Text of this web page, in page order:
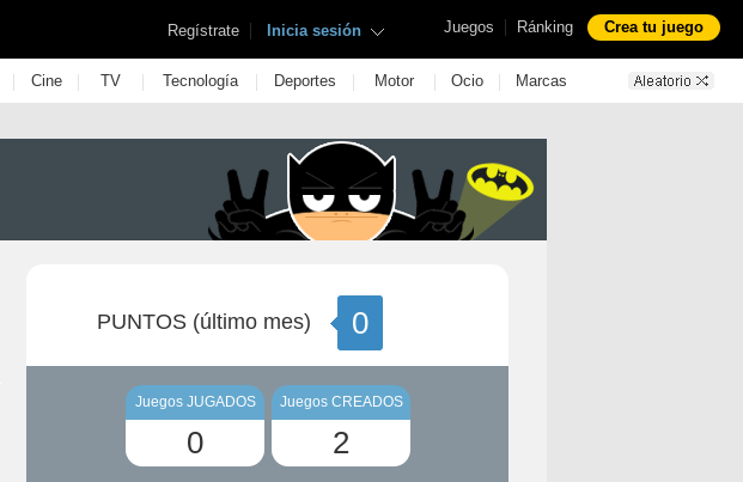
Juegos | Ránking Crea tu juego
Regístrate | Inicia sesión
| Cine | TV | Tecnología | Deportes | Motor | Ocio | Marcas
PUNTOS (último mes) 0
Juegos JUGADOS
0
Juegos CREADOS
2